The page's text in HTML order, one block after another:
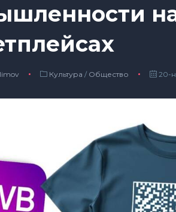
Культура / Общество 20-